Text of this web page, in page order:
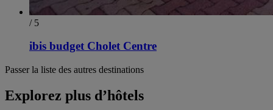
/ 5
ibis budget Cholet Centre
Passer la liste des autres destinations
Explorez plus d’hôtels